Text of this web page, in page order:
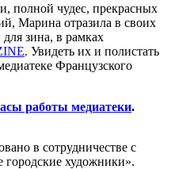
полной чудес, прекрасных
Марина отразила в своих
зина, в рамках
. Увидеть их и полистать
Французского
работы медиатеки.
в сотрудничестве с
художники».